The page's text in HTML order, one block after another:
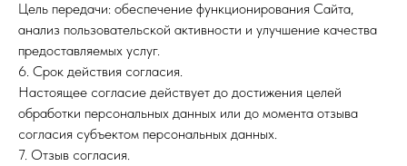
Цель передачи: обеспечение функционирования Сайта,
анализ пользовательской активности и улучшение качества
предоставляемых услуг.
6. Срок действия согласия.
Настоящее согласие действует до достижения целей
обработки персональных данных или до момента отзыва
согласия субъектом персональных данных.
7. Отзыв согласия.